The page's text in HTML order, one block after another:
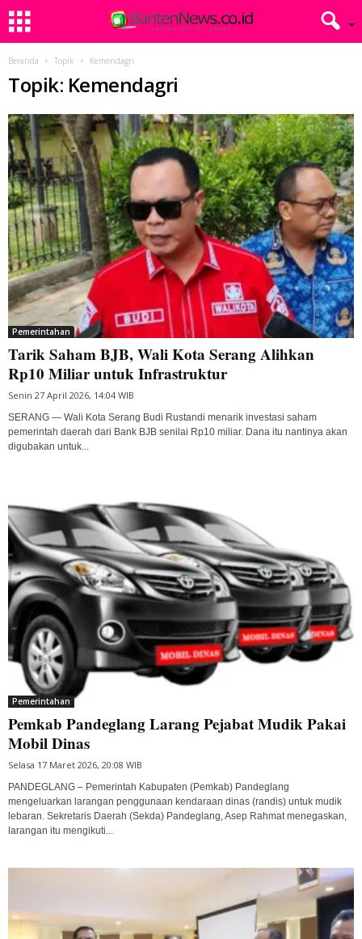
Beranda Topik Kemendagri
Topik: Kemendagri
Pemerintahan
Tarik Saham BJB, Wali Kota Serang Alihkan
Rp10 Miliar untuk Infrastruktur
Senin 27 April 2026, 14:04 WIB
SERANG — Wali Kota Serang Budi Rustandi menarik investasi saham
pemerintah daerah dari Bank BJB senilai Rp10 miliar. Dana itu nantinya akan
digubakan untuk...
Pemerintahan
Pemkab Pandeglang Larang Pejabat Mudik Pakai
Mobil Dinas
Selasa 17 Maret 2026, 20:08 WIB
PANDEGLANG – Pemerintah Kabupaten (Pemkab) Pandeglang
mengeluarkan larangan penggunaan kendaraan dinas (randis) untuk mudik
lebaran. Sekretaris Daerah (Sekda) Pandeglang, Asep Rahmat menegaskan,
larangan itu mengikuti...